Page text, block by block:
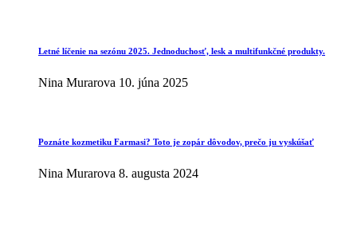
Letné líčenie na sezónu 2025. Jednoduchosť, lesk a multifunkčné produkty.
Nina Murarova 10. júna 2025
Poznáte kozmetiku Farmasi? Toto je zopár dôvodov, prečo ju vyskúšať
Nina Murarova 8. augusta 2024